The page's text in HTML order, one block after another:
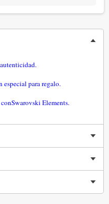
especial para regalo.
Swarovski Elements.